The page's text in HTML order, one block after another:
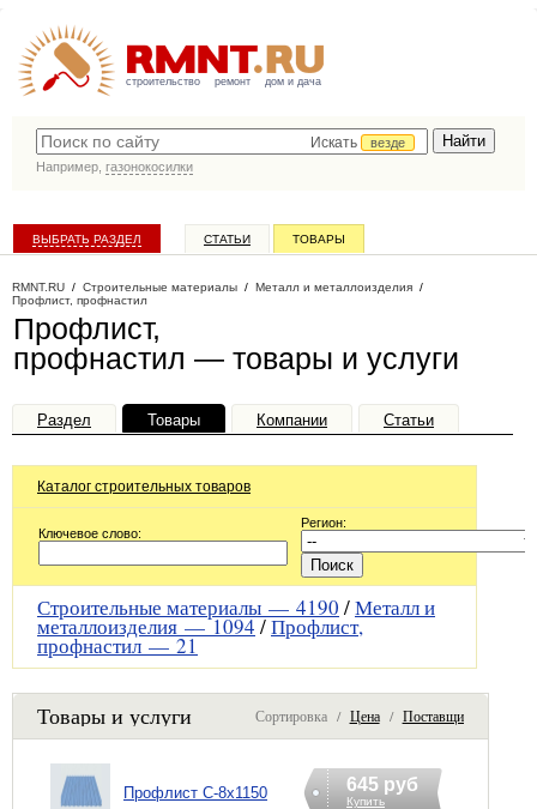
строительство ремонт дом и дача
Искать
везде
Например, газонокосилки
ВЫБРАТЬ РАЗДЕЛ СТАТЬИ ТОВАРЫ
RMNT.RU / Строительные материалы / Металл и металлоизделия /
Профлист, профнастил
Профлист,
профнастил — товары и услуги
Раздел Товары Компании Статьи
Каталог строительных товаров
Ключевое слово:
Регион:
Строительные материалы — 4190 /Металл и
металлоизделия —1094/Профлист,
профнастил —21
Товары и услуги Сортировка / Цена/ Поставщик
Профлист С-8х1150 645 руб
Купить